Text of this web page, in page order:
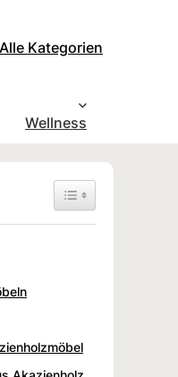
Alle Kategorien
Wellness
Toggle Table of